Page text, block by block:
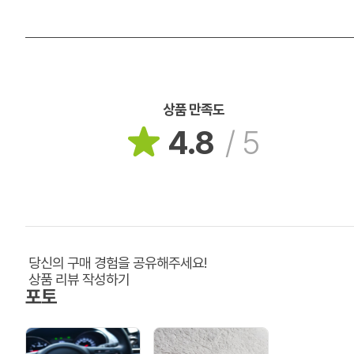
상품 만족도
4.8 / 5
당신의 구매 경험을 공유해주세요!
상품 리뷰 작성하기
포토